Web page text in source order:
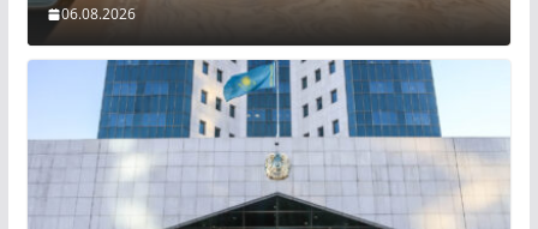
06.08.2026